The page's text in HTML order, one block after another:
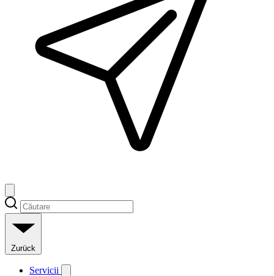
Zurück
Servicii